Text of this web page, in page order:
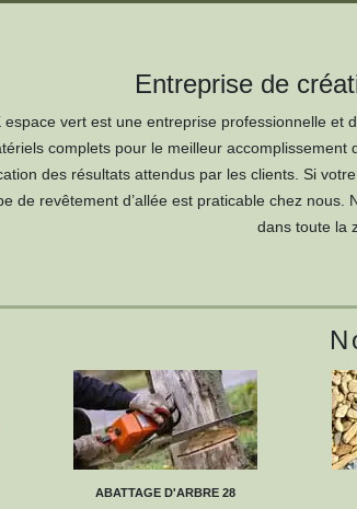
Entreprise de
espace vert est une entreprise professionnelle et
complets pour le meilleur
des résultats attendus par les clients. Si
de revêtement d’allée est praticable chez
dans toute la
ABATTAGE D'ARBRE 28